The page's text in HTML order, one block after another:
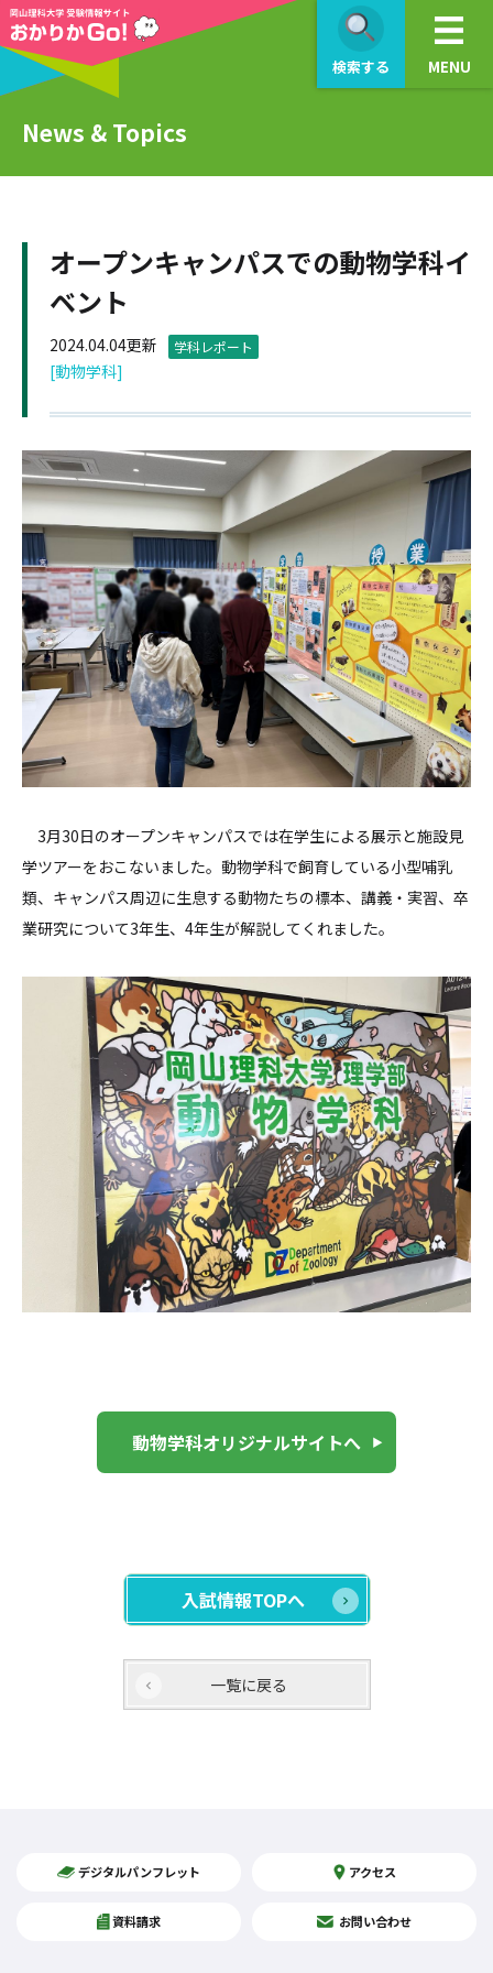
検索する MENU
News & Topics
オープンキャンパスでの動物学科イ
ベント
2024.04.04更新 学科レポート
[動物学科]
3月30日のオープンキャンパスでは在学生による展示と施設見
学ツアーをおこないました。動物学科で飼育している小型哺乳
類、キャンパス周辺に生息する動物たちの標本、講義・実習、卒
業研究について3年生、4年生が解説してくれました。
動物学科オリジナルサイトへ
入試情報TOPへ
一覧に戻る
デジタルパンフレット アクセス
資料請求 お問い合わせ